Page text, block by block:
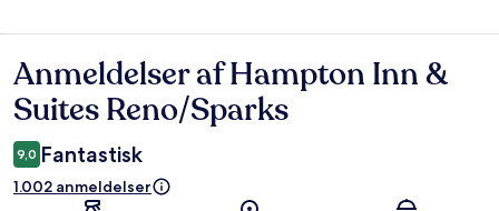
Anmeldelser
Anmeldelser af Hampton Inn &
Suites Reno/Sparks
9,0 Fantastisk
1.002 anmeldelser